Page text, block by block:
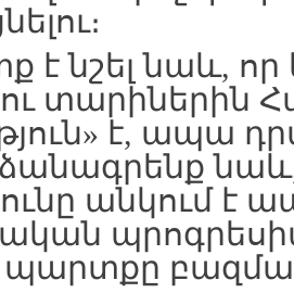
է նշել նաև, որ
տարիներին
է, ապա
նաև,
անկում է